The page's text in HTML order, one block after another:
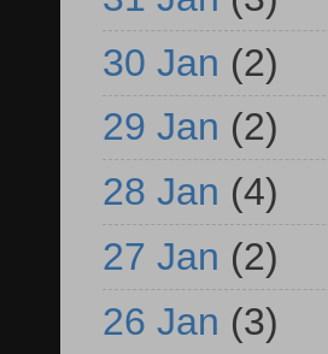
30 Jan (2)
29 Jan (2)
28 Jan (4)
27 Jan (2)
26 Jan (3)